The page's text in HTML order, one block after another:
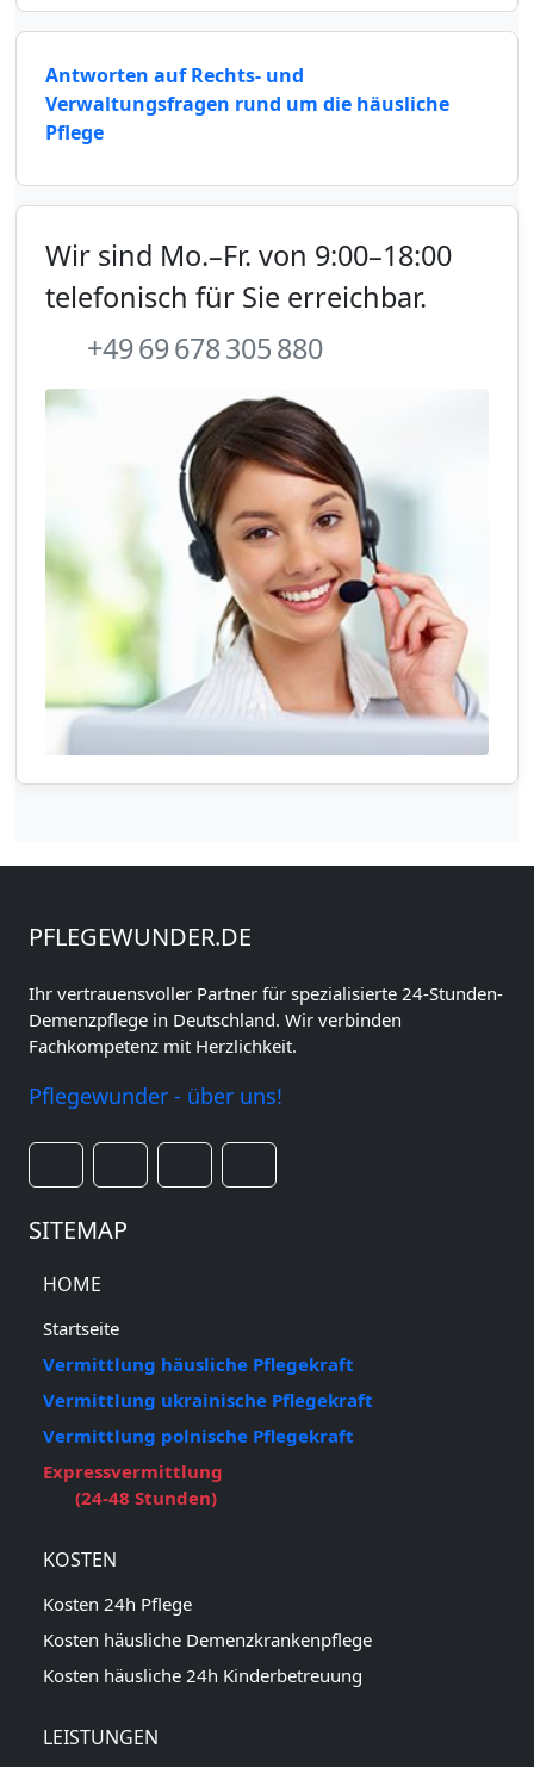
Antworten auf Rechts- und
Verwaltungsfragen rund um die häusliche
Pflege
Wir sind Mo.–Fr. von 9:00–18:00
telefonisch für Sie erreichbar.
+49 69 678 305 880
PFLEGEWUNDER.DE
Ihr vertrauensvoller Partner für spezialisierte 24-Stunden-
Demenzpflege in Deutschland. Wir verbinden
Fachkompetenz mit Herzlichkeit.
Pflegewunder - über uns!
SITEMAP
HOME
Startseite
Vermittlung häusliche Pflegekraft
Vermittlung ukrainische Pflegekraft
Vermittlung polnische Pflegekraft
Expressvermittlung
(24-48 Stunden)
KOSTEN
Kosten 24h Pflege
Kosten häusliche Demenzkrankenpflege
Kosten häusliche 24h Kinderbetreuung
LEISTUNGEN